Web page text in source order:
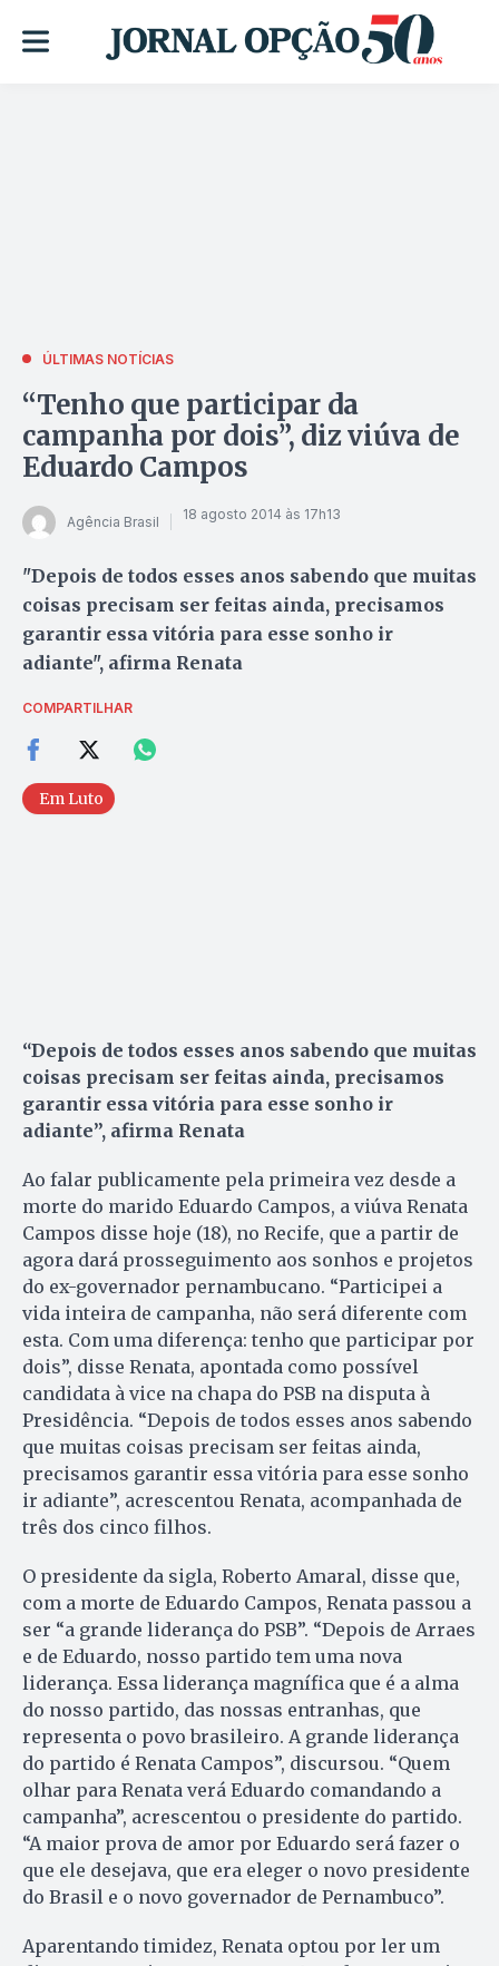
ÚLTIMAS NOTÍCIAS
“Tenho que participar da
campanha por dois”, diz viúva de
Eduardo Campos
Agência Brasil 18 agosto 2014 às 17h13
"Depois de todos esses anos sabendo que muitas
coisas precisam ser feitas ainda, precisamos
garantir essa vitória para esse sonho ir
adiante", afirma Renata
COMPARTILHAR
Em Luto
“Depois de todos esses anos sabendo que muitas
coisas precisam ser feitas ainda, precisamos
garantir essa vitória para esse sonho ir
adiante”, afirma Renata
Ao falar publicamente pela primeira vez desde a
morte do marido Eduardo Campos, a viúva Renata
Campos disse hoje (18), no Recife, que a partir de
agora dará prosseguimento aos sonhos e projetos
do ex-governador pernambucano. “Participei a
vida inteira de campanha, não será diferente com
esta. Com uma diferença: tenho que participar por
dois”, disse Renata, apontada como possível
candidata à vice na chapa do PSB na disputa à
Presidência. “Depois de todos esses anos sabendo
que muitas coisas precisam ser feitas ainda,
precisamos garantir essa vitória para esse sonho
ir adiante”, acrescentou Renata, acompanhada de
três dos cinco filhos.
O presidente da sigla, Roberto Amaral, disse que,
com a morte de Eduardo Campos, Renata passou a
ser “a grande liderança do PSB”. “Depois de Arraes
e de Eduardo, nosso partido tem uma nova
liderança. Essa liderança magnífica que é a alma
do nosso partido, das nossas entranhas, que
representa o povo brasileiro. A grande liderança
do partido é Renata Campos”, discursou. “Quem
olhar para Renata verá Eduardo comandando a
campanha”, acrescentou o presidente do partido.
“A maior prova de amor por Eduardo será fazer o
que ele desejava, que era eleger o novo presidente
do Brasil e o novo governador de Pernambuco”.
Aparentando timidez, Renata optou por ler um